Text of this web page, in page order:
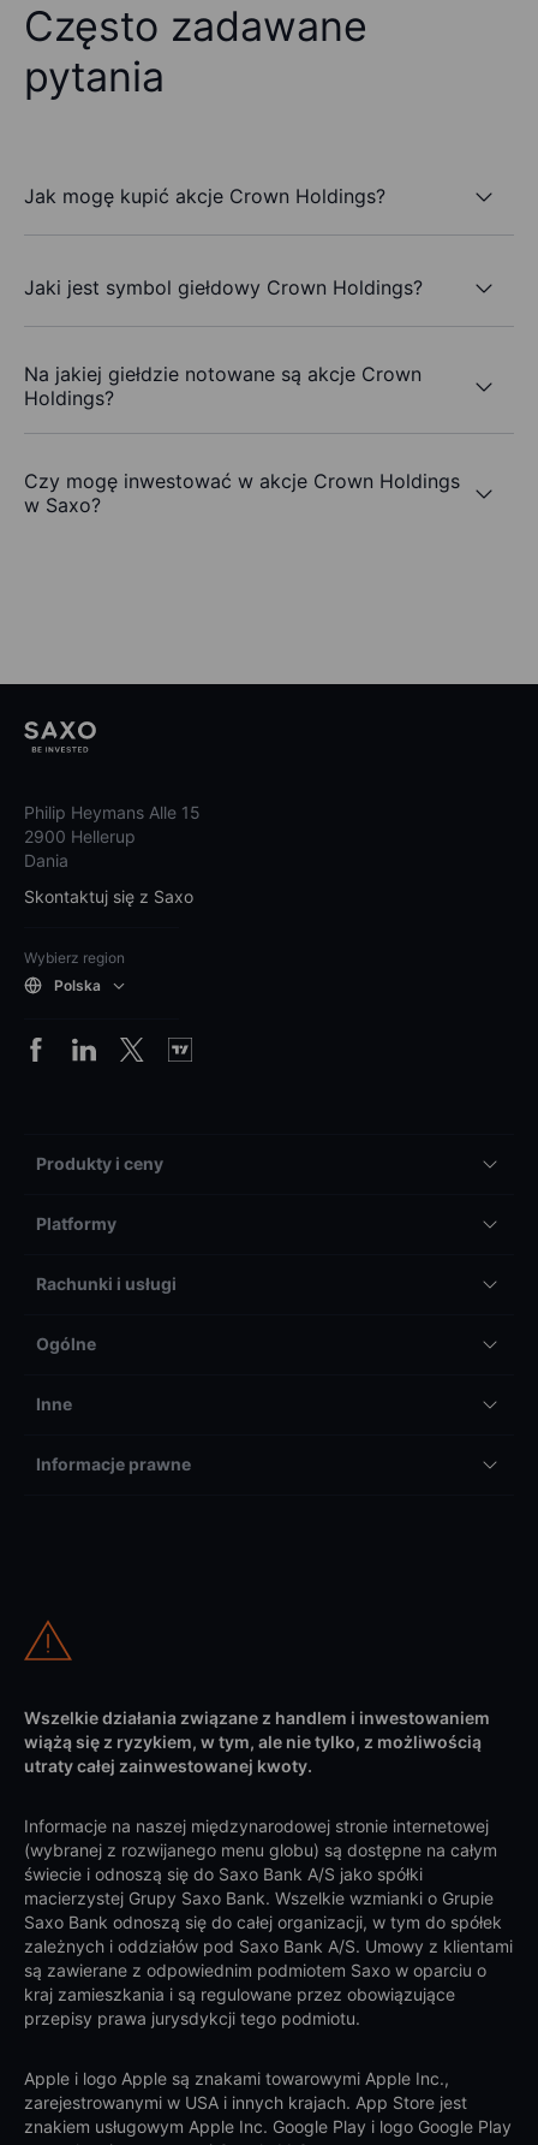
Często zadawane
pytania
Jak mogę kupić akcje Crown Holdings?
Jaki jest symbol giełdowy Crown Holdings?
Na jakiej giełdzie notowane są akcje Crown
Holdings?
Czy mogę inwestować w akcje Crown Holdings
w Saxo?
Philip Heymans Alle 15
2900 Hellerup
Dania
Skontaktuj się z Saxo
Wybierz region
Polska
Produkty i ceny
Platformy
Rachunki i usługi
Ogólne
Inne
Informacje prawne
Wszelkie działania związane z handlem i inwestowaniem
wiążą się z ryzykiem, w tym, ale nie tylko, z możliwością
utraty całej zainwestowanej kwoty.
Informacje na naszej międzynarodowej stronie internetowej
(wybranej z rozwijanego menu globu) są dostępne na całym
świecie i odnoszą się do Saxo Bank A/S jako spółki
macierzystej Grupy Saxo Bank. Wszelkie wzmianki o Grupie
Saxo Bank odnoszą się do całej organizacji, w tym do spółek
zależnych i oddziałów pod Saxo Bank A/S. Umowy z klientami
są zawierane z odpowiednim podmiotem Saxo w oparciu o
kraj zamieszkania i są regulowane przez obowiązujące
przepisy prawa jurysdykcji tego podmiotu.
Apple i logo Apple są znakami towarowymi Apple Inc.,
zarejestrowanymi w USA i innych krajach. App Store jest
znakiem usługowym Apple Inc. Google Play i logo Google Play